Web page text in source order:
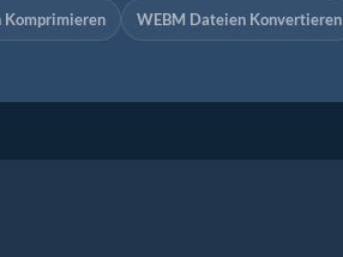
Komprimieren WEBM Dateien Konvertieren